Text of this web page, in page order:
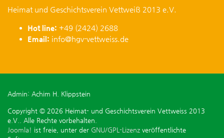
Heimat und Geschichtsverein Vettweiß 2013 e.V.
Hot line: +49 (2424) 2688
Email: info@hgv-vettweiss.de
Admin: Achim H. Klippstein
Copyright © 2026 Heimat- und Geschichtsverein Vettweiss 2013
e.V.. Alle Rechte vorbehalten.
Joomla! ist freie, unter der GNU/GPL-Lizenz veröffentlichte